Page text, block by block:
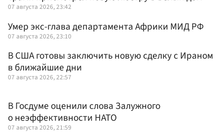
07 августа 2026, 23:42
Умер экс-глава департамента Африки МИД РФ
07 августа 2026, 23:10
В США готовы заключить новую сделку с Ираном
в ближайшие дни
07 августа 2026, 22:57
В Госдуме оценили слова Залужного
о неэффективности НАТО
07 августа 2026, 21:59